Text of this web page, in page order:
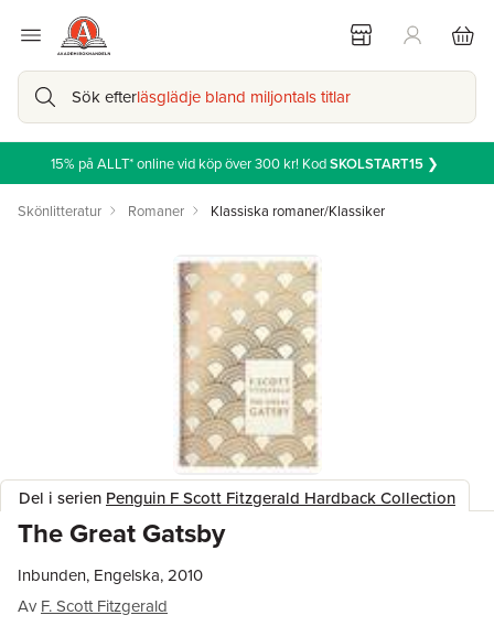
Sök efterläsglädje bland miljontals titlar
15% på ALLT* online vid köp över 300 kr! KodSKOLSTART15 ❯
Skönlitteratur Romaner Klassiska romaner/Klassiker
Del i serien Penguin F Scott Fitzgerald Hardback Collection
The Great Gatsby
Inbunden, Engelska, 2010
Av F. Scott Fitzgerald